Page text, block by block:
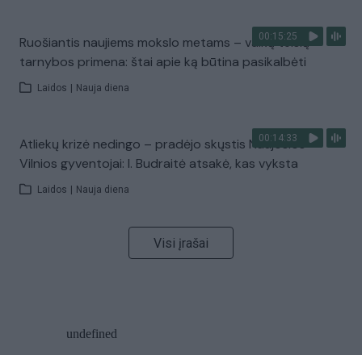
00:15:25
Ruošiantis naujiems mokslo metams – vaikų teisių
tarnybos primena: štai apie ką būtina pasikalbėti
Laidos Nauja diena
00:14:33
Atliekų krizė nedingo – pradėjo skųstis Naujosios
Vilnios gyventojai: I. Budraitė atsakė, kas vyksta
Laidos Nauja diena
Visi įrašai